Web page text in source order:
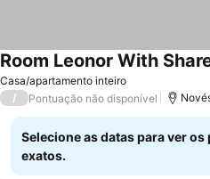
Casa/apartamento inteiro
/ Pontuação não disponível
Selecione as datas para ver os
exatos.